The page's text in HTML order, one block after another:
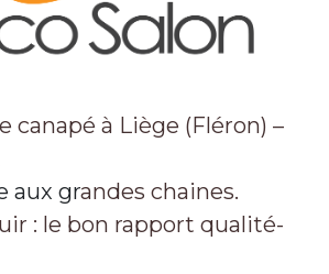
canapé à Liège (Fléron) –
aux grandes chaines.
: le bon rapport qualité-